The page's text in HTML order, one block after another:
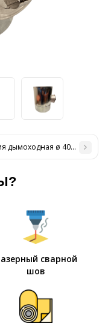
ммдымоходная ø 400/460 н/
сварной
шов